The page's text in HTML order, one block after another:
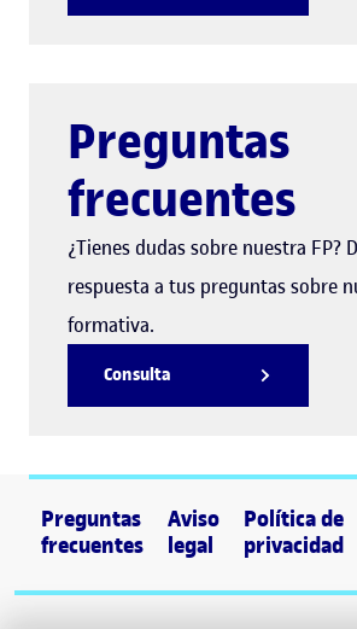
Preguntas
frecuentes
¿Tienes dudas sobre nuestra FP?
respuesta a tus preguntas sobre
formativa.
Consulta
Preguntas
frecuentes
Aviso
legal
Política de
privacidad